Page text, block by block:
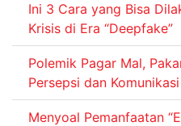
Ini 3 Cara yang Bisa
Krisis di Era “Deepfake”
Polemik Pagar Mal,
Persepsi dan Komunikasi
Menyoal Pemanfaatan